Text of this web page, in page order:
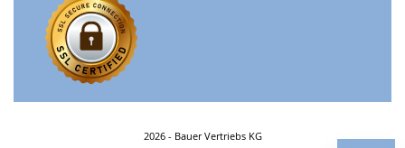
2026 - Bauer Vertriebs KG